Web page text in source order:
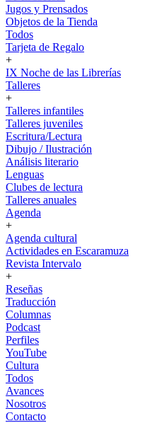
Jugos y Prensados
Objetos de la Tienda
Todos
Tarjeta de Regalo
+
IX Noche de las Librerías
Talleres
+
Talleres infantiles
Talleres juveniles
Escritura/Lectura
Dibujo / Ilustración
Análisis literario
Lenguas
Clubes de lectura
Talleres anuales
Agenda
+
Agenda cultural
Actividades en Escaramuza
Revista Intervalo
+
Reseñas
Traducción
Columnas
Podcast
Perfiles
YouTube
Cultura
Todos
Avances
Nosotros
Contacto